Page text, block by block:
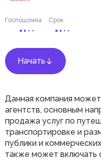
Госпошлина Срок
Начать
Данная компания
агентств, основным
продажа услуг по
транспортировке и
публики и
также может включать